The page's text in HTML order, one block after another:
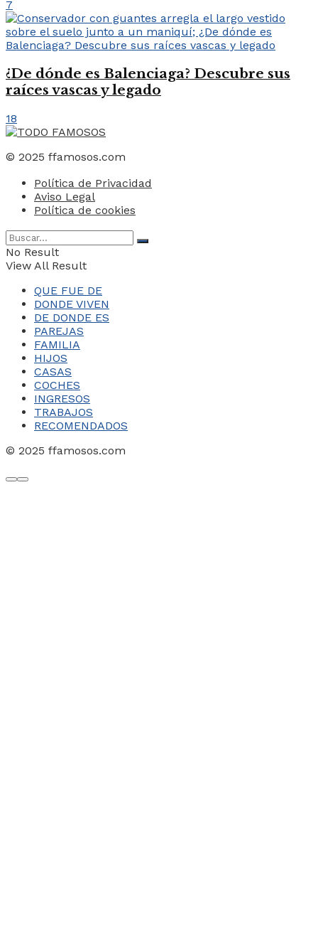
7
¿De dónde es Balenciaga? Descubre sus
raíces vascas y legado
18
© 2025 ffamosos.com
Política de Privacidad
Aviso Legal
Política de cookies
No Result
View All Result
QUE FUE DE
DONDE VIVEN
DE DONDE ES
PAREJAS
FAMILIA
HIJOS
CASAS
COCHES
INGRESOS
TRABAJOS
RECOMENDADOS
© 2025 ffamosos.com